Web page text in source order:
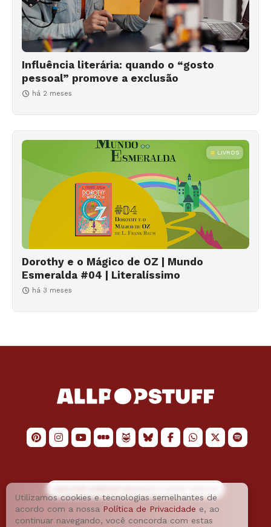
Influência literária: quando o “gosto
pessoal” promove a exclusão
há 2 meses
LIVROS
Dorothy e o Mágico de OZ | Mundo
Esmeralda #04 | Literalíssimo
há 3 meses
Utilizamos cookies e tecnologias semelhantes de
acordo com a nossa Política de Privacidade e, ao
continuar navegando, você concorda com estas